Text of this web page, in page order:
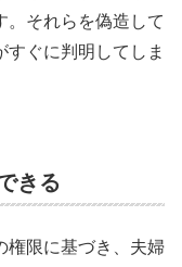
。それらを偽造して
すぐに判明してしま
きる
権限に基づき、夫婦